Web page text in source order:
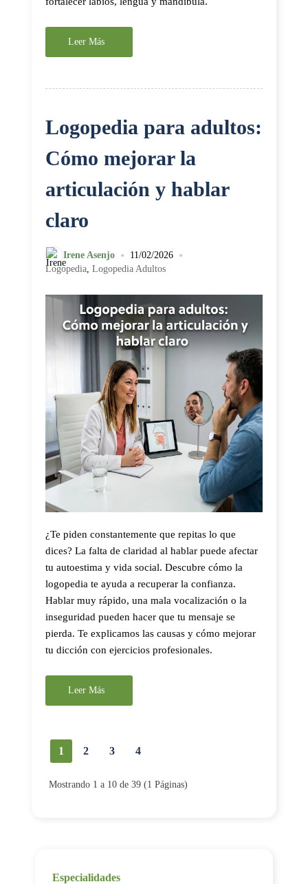
Leer Más
Logopedia para adultos:
Cómo mejorar la
articulación y hablar
claro
Irene Asenjo • 11/02/2026 •
Logopedia, Logopedia Adultos
¿Te piden constantemente que repitas lo que
dices? La falta de claridad al hablar puede afectar
tu autoestima y vida social. Descubre cómo la
logopedia te ayuda a recuperar la confianza.
Hablar muy rápido, una mala vocalización o la
inseguridad pueden hacer que tu mensaje se
pierda. Te explicamos las causas y cómo mejorar
tu dicción con ejercicios profesionales.
Leer Más
1 2 3 4
Mostrando 1 a 10 de 39 (1 Páginas)
Especialidades